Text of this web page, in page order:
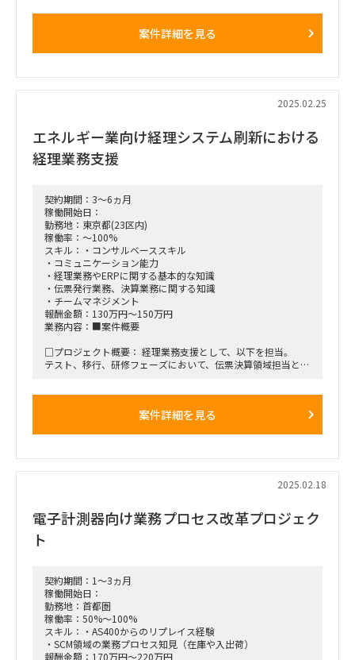
・チームのタスク管理や課題管理
トオフィス（東京都江東区）へ出社の可能性あり
■契約期間：長期
案件詳細を見る
2025.02.25
エネルギー業向け経理システム刷新における
経理業務支援
契約期間：3～6ヵ月
稼働開始日：
勤務地：東京都(23区内)
稼働率：～100%
スキル：・コンサルベーススキル
・コミュニケーション能力
・経理業務やERPに関する基本的な知識
・伝票発行業務、決算業務に関する知識
・チームマネジメント
報酬金額：130万円～150万円
業務内容：■案件概要
□プロジェクト概要： 経理業務支援として、以下を担当。
テスト、移行、研修フェーズにおいて、伝票決算領域担当とし
・チームのタスク管理や課題管理 配下にスタッフ1名（もしく
トオフィス（東京都江東区）へ出社の可能性あり
■募集人数：1人
案件詳細を見る
2025.02.18
電子計測器向け業務プロセス改革プロジェク
ト
契約期間：1～3ヵ月
稼働開始日：
勤務地：首都圏
稼働率：50%～100%
スキル：・AS400からのリプレイス経験
・SCM領域の業務プロセス知見（在庫や入出荷）
報酬金額：170万円～220万円